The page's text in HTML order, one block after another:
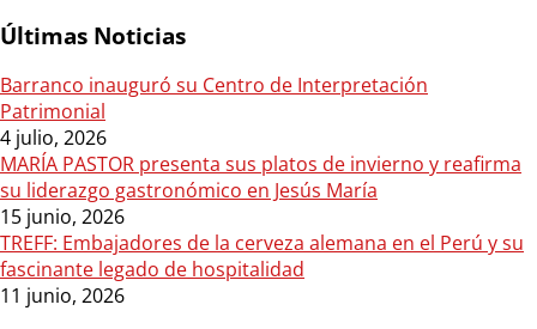
Últimas Noticias
Barranco inauguró su Centro de Interpretación
Patrimonial
4 julio, 2026
MARÍA PASTOR presenta sus platos de invierno y reafirma
su liderazgo gastronómico en Jesús María
15 junio, 2026
TREFF: Embajadores de la cerveza alemana en el Perú y su
fascinante legado de hospitalidad
11 junio, 2026